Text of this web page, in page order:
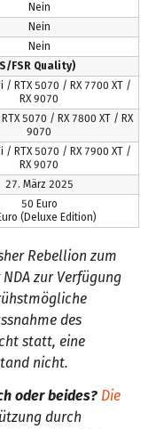
Nein
Nein
Nein
FSR Quality)
/ RTX 5070 / RX 7700 XT /
RX 9070
5070 / RX 7800 XT / RX
9070
/ RTX 5070 / RX 7900 XT /
RX 9070
27. März 2025
50 Euro
(Deluxe Edition)
Rebellion zum
zur Verfügung
des
statt, eine
nicht.
oder beides? Die
durch